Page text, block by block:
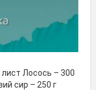
Лосось – 300
сир – 250 г